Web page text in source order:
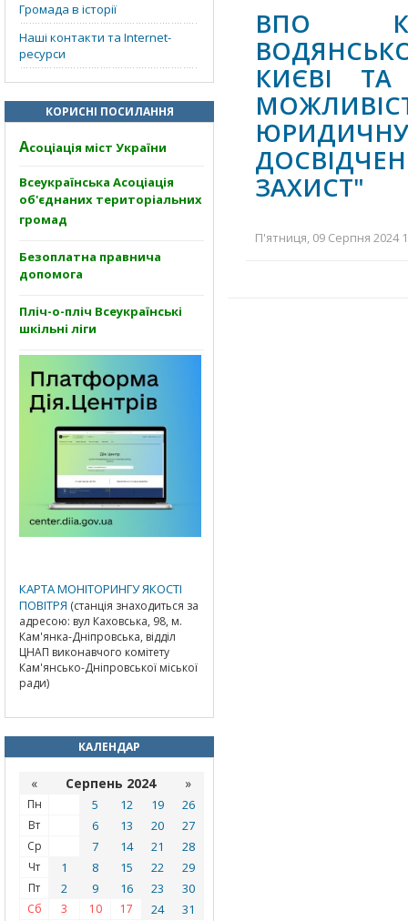
Громада в історії
Наші контакти та Internet-
ресурси
КОРИСНІ ПОСИЛАННЯ
Асоціація міст України
Всеукраїнська Асоціація
об'єднаних територіальних
громад
Безоплатна правнича
допомога
Пліч-о-пліч Всеукраїнські
шкільні ліги
КАРТА МОНІТОРИНГУ ЯКОСТІ
ПОВІТРЯ (станція знаходиться за
адресою: вул Каховська, 98, м.
Кам'янка-Дніпровська, відділ
ЦНАП виконавчого комітету
Кам'янсько-Дніпровської міської
ради)
КАЛЕНДАР
« Серпень 2024 »
Пн 5 12 19 26
Вт 6 13 20 27
Ср 7 14 21 28
Чт 1 8 15 22 29
Пт 2 9 16 23 30
Сб 3 10 17 24 31
ВПО
КИЄВІ ТА
ЗАХИСТ"
П'ятниця, 09 Серпня 2024